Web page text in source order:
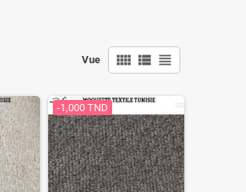
Vue view_comfy view_list view_headline
-1,000 TND